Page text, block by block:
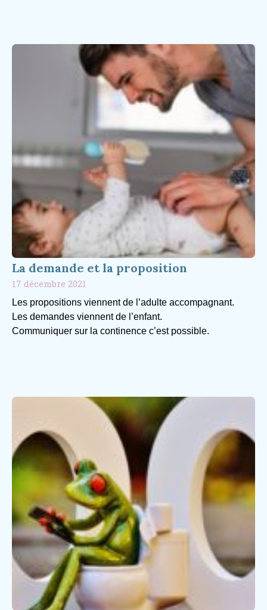
La demande et la proposition
17 décembre 2021
Les propositions viennent de l’adulte accompagnant.
Les demandes viennent de l’enfant.
Communiquer sur la continence c’est possible.